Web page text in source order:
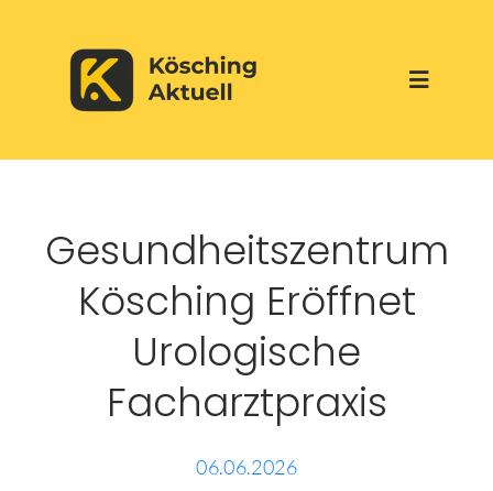
content
Toggle
Aktuelles
Über uns
Werbepartner
Gesundheitszentrum
Kösching Eröffnet
Urologische
Facharztpraxis
06.06.2026